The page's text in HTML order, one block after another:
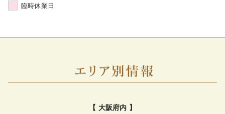
臨時休業日
【 大阪府内 】